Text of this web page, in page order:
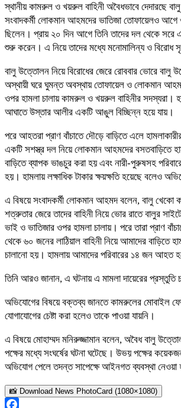
স্থানীয় কামরুল ও খয়রুল বাহিনী অবৈধভাবে দেদারছে
সংবাদকর্মী লোকমান আহমদের ভাতিজা তোফায়েলও আগে
ছিলেন। প্রায় ২০ দিন আগে তিনি তাদের দল থেকে সরে
শুরু করেন। এ নিয়ে তাদের মধ্যে মনোমালিন্য ও বিরোধ
বালু উত্তোলন নিয়ে বিরোধের জেরে রোববার ভোরে বালু
অস্থায়ী ঘরে ঘুমন্ত অবস্থায় তোফায়েল ও লোকমান
ওপর হামলা চালায় কামরুল ও খয়রুল বাহিনীর সদস্যরা।
আঘাতে উস্তার আলীর একটি আঙুল বিচ্ছিন্ন হয়ে যায়।
পরে আহতরা প্রাণ বাঁচাতে দৌড়ে বাড়িতে এলে
একটি সশস্ত্র দল নিয়ে লোকমান আহমদের বসতবাড়িতে
বাড়িতে ব্যাপক ভাঙচুর করা হয় এবং নারী-পুরুষসহ
হয়। হামলায় লক্ষাধিক টাকার ক্ষয়ক্ষতি হয়েছে বলেও
এ বিষয়ে সংবাদকর্মী লোকমান আহমদ বলেন, বালু খেকো
শত্রুতার জেরে তাদের বাহিনী নিয়ে ভোর রাতে বালুর
ভাই ও ভাতিজার ওপর হামলা চালায়। পরে তারা প্রাণ
থেকে ৬০ জনের লাঠিয়াল বাহিনী নিয়ে আমাদের বাড়িতে
চালানো হয়। হামলায় আমাদের পরিবারের ১৪ জন আহত
তিনি আরও জানান, এ ঘটনায় এ মামলা দায়েরের প্রস্তুতি
অভিযোগের বিষয়ে বক্তব্য জানতে কামরুলের মোবাইল
যোগাযোগের চেষ্টা করা হলেও তাকে পাওয়া যায়নি।
এ বিষয়ে মোহাম্মদ মনিরুজ্জামান বলেন, অবৈধ বালু
পক্ষের মধ্যে সংঘর্ষের ঘটনা ঘটেছে। উভয় পক্ষের
অভিযোগ পেলে তদন্ত সাপেক্ষে আইনগত ব্যবস্থা নেওয়া
📸 Download News PhotoCard (1080×1080)